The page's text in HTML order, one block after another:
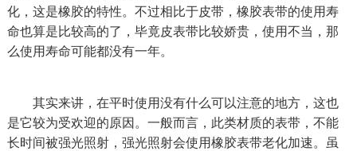
化，这是橡胶的特性。不过相比于皮带，橡胶表带的使用寿
命也算是比较高的了，毕竟皮表带比较娇贵，使用不当，那
么使用寿命可能都没有一年。
其实来讲，在平时使用没有什么可以注意的地方，这也
是它较为受欢迎的原因。一般而言，此类材质的表带，不能
长时间被强光照射，强光照射会使用橡胶表带老化加速。虽